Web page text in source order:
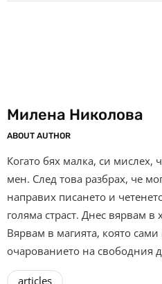
Милена Николова
ABOUT AUTHOR
Когато бях малка, си мислех,
мен. След това разбрах, че
направих писането и
голяма страст. Днес вярвам в
Вярвам в магията, която сами
очарованието на свободния
articles